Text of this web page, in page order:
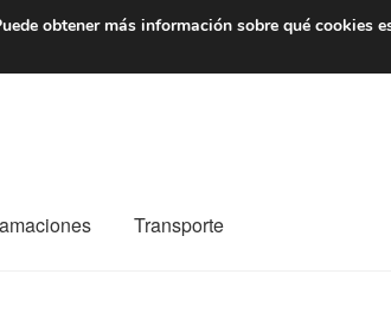
De lunes a viernes
Transporte
obtener más información sobre qué cookies